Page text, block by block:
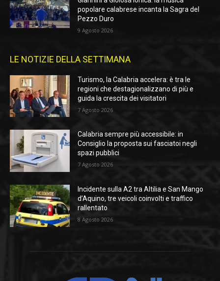
popolare calabrese incanta la Sagra del
Pezzo Duro
9 Agosto 2026
LE NOTIZIE DELLA SETTIMANA
Turismo, la Calabria accelera: è tra le
regioni che destagionalizzano di più e
guida la crescita dei visitatori
7 Agosto 2026
Calabria sempre più accessibile: in
Consiglio la proposta sui fasciatoi negli
spazi pubblici
7 Agosto 2026
Incidente sulla A2 tra Altilia e San Mango
d’Aquino, tre veicoli coinvolti e traffico
rallentato
8 Agosto 2026